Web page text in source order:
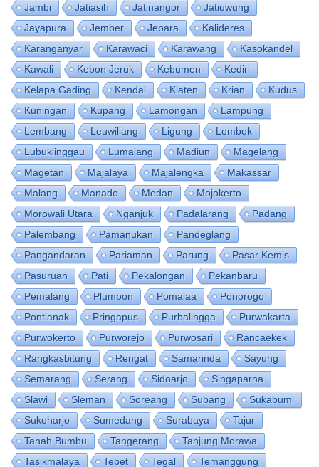
Jambi
Jatiasih Jatinangor
Jatiuwung
Jayapura
Jember Jepara
Kalideres
Karanganyar
Karawaci Karawang
Kasokandel
Kawali
Kebon Jeruk Kebumen
Kediri
Kelapa Gading
Kendal Klaten Krian
Kudus
Kuningan
Kupang Lamongan
Lampung
Lembang
Leuwiliang Ligung
Lombok
Lubuklinggau
Lumajang Madiun
Magelang
Magetan
Majalaya Majalengka
Makassar
Malang
Manado Medan
Mojokerto
Morowali Utara
Nganjuk Padalarang
Padang
Palembang
Pamanukan
Pandeglang
Pangandaran
Pariaman Parung
Pasar Kemis
Pasuruan
Pati Pekalongan
Pekanbaru
Pemalang
Plumbon Pomalaa
Ponorogo
Pontianak
Pringapus Purbalingga
Purwakarta
Purwokerto
Purworejo Purwosari
Rancaekek
Rangkasbitung
Rengat Samarinda
Sayung
Semarang
Serang Sidoarjo
Singaparna
Slawi
Sleman Soreang Subang
Sukabumi
Sukoharjo
Sumedang Surabaya
Tajur
Tanah Bumbu
Tangerang
Tanjung Morawa
Tasikmalaya
Tebet Tegal Temanggung